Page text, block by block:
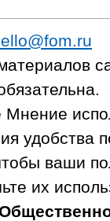
удобства
ваши
их